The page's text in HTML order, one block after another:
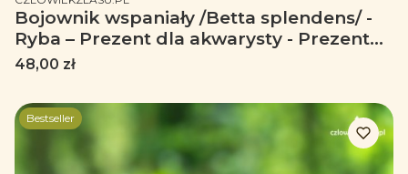
Bojownik wspaniały /Betta splendens/ -
Ryba – Prezent dla akwarysty - Prezent
dla akwarystki - Akwarystyka - Kubek
Cena
48,00 zł
Bestseller